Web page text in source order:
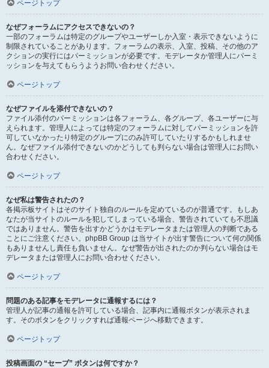
ページトップ
なぜフォーラムにアクセスできないの？
一部のフォーラムは特定のグループやユーザーしか入室・表示できないように
制限されていることがあります。フォーラムの表示、入室、投稿、その他のア
クションの実行にはパーミッションが必要です。モデレータか管理人にパーミ
ッションを与えてもらうようお問い合わせください。
ページトップ
なぜファイルを添付できないの？
ファイル添付のパーミッションは各フォーラム、各グループ、各ユーザーに与
えられます。管理人によっては特定のフォーラムに対してパーミッションを許
可していなかったり特定のグループにのみ許可していたりするかもしれませ
ん。なぜファイル添付できないのかどうしても判らない場合は管理人にお問い
合わせください。
ページトップ
なぜ私は警告されたの？
各掲示板サイトはそのサイト独自のルールを定めているのが普通です。もしあ
なたが当サイトのルールを犯してしまっている場合、警告されていても不思議
ではありません。警告を出すかどうかはモデレータまたは管理人の判断である
ことにご注意ください。phpBB Group は当サイトが出す警告について何の関係
もありませんし責任も負いません。なぜ警告が出されたのか判らない場合はモ
デレータまたは管理人にお問い合わせください。
ページトップ
問題のある記事をモデレータに通報するには？
管理人が記事の通報を許可している場合、記事内に通報ボタンが表示されま
す。そのボタンをクリックすれば通報ページへ移動できます。
ページトップ
投稿画面の “セーブ” ボタンは何ですか？